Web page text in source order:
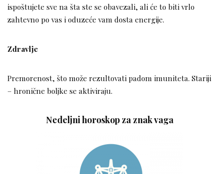
ispoštujete sve na šta ste se obavezali, ali će to biti vrlo
zahtevno po vas i oduzeće vam dosta energije.
Zdravlje
Premorenost, što može rezultovati padom imuniteta. Stariji
– hronične boljke se aktiviraju.
Nedeljni horoskop za znak vaga